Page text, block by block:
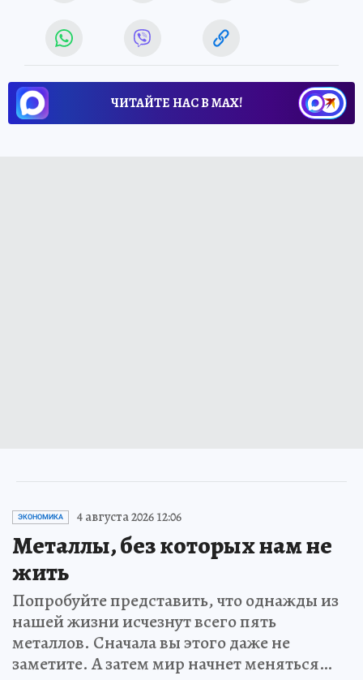
ЧИТАЙТЕ НАС В МАХ!
ЭКОНОМИКА 4 августа 2026 12:06
Металлы, без которых нам не
жить
Попробуйте представить, что однажды из
нашей жизни исчезнут всего пять
металлов. Сначала вы этого даже не
заметите. А затем мир начнет меняться…